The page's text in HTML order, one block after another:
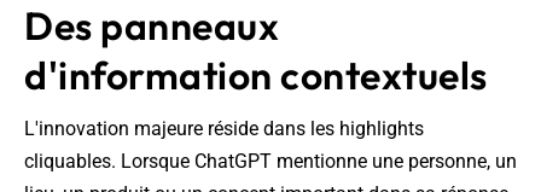
Des panneaux
d'information contextuels
L'innovation majeure réside dans les highlights
cliquables. Lorsque ChatGPT mentionne une personne, un